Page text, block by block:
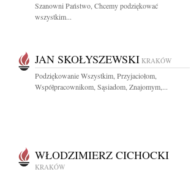
Szanowni Państwo, Chcemy podziękować
wszystkim...
JAN SKOŁYSZEWSKI KRAKÓW
Podziękowanie Wszystkim, Przyjaciołom,
Współpracownikom, Sąsiadom, Znajomym,...
WŁODZIMIERZ CICHOCKI
KRAKÓW